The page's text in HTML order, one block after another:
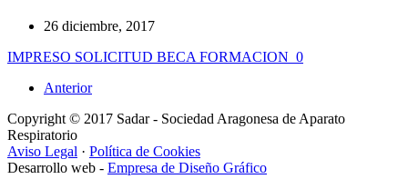
26 diciembre, 2017
IMPRESO SOLICITUD BECA FORMACION_0
Anterior
Copyright © 2017 Sadar - Sociedad Aragonesa de Aparato
Respiratorio
Aviso Legal · Política de Cookies
Desarrollo web - Empresa de Diseño Gráfico